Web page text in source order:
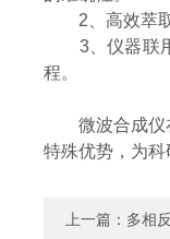
2、高效萃取
3、仪器联用
程。
微波合成仪在
特殊优势，为科
上一篇： 多相